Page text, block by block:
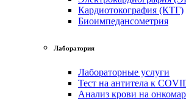
Кардиотокография (КТГ)
Биоимпедансометрия
Лаборатория
Лабораторные услуги
Тест на антитела к
Анализ крови на